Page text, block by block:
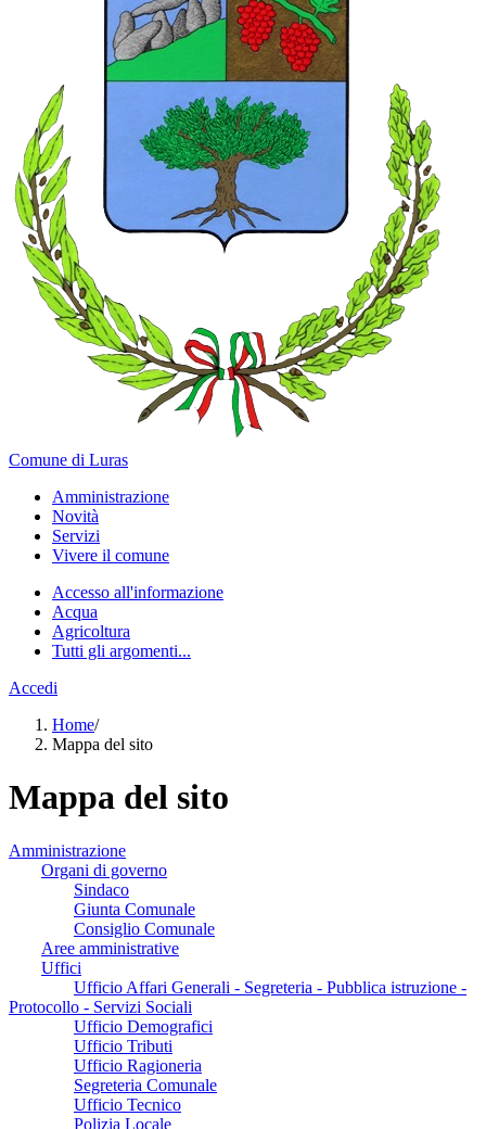
Comune di Luras
Amministrazione
Novità
Servizi
Vivere il comune
Accesso all'informazione
Acqua
Agricoltura
Tutti gli argomenti...
Accedi
Home/
Mappa del sito
Mappa del sito
Amministrazione
Organi di governo
Sindaco
Giunta Comunale
Consiglio Comunale
Aree amministrative
Uffici
Ufficio Affari Generali - Segreteria - Pubblica istruzione -
Protocollo - Servizi Sociali
Ufficio Demografici
Ufficio Tributi
Ufficio Ragioneria
Segreteria Comunale
Ufficio Tecnico
Polizia Locale